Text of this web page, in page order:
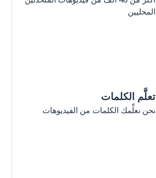
المحليين
تعلَّم الكلمات
نحن نعلِّمك الكلمات من الفيديوهات